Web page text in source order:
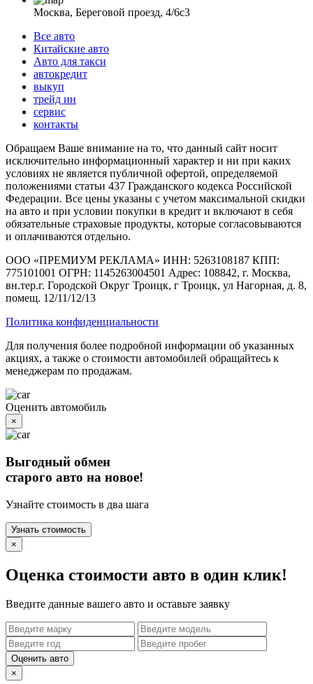
Москва, Береговой проезд, 4/6с3
Все авто
Китайские авто
Авто для такси
автокредит
выкуп
трейд ин
сервис
контакты
Обращаем Ваше внимание на то, что данный сайт носит
исключительно информационный характер и ни при каких
условиях не является публичной офертой, определяемой
положениями статьи 437 Гражданского кодекса Российской
Федерации. Все цены указаны с учетом максимальной скидки
на авто и при условии покупки в кредит и включают в себя
обязательные страховые продукты, которые согласовываются
и оплачиваются отдельно.
ООО «ПРЕМИУМ РЕКЛАМА» ИНН: 5263108187 КПП:
775101001 ОГРН: 1145263004501 Адрес: 108842, г. Москва,
вн.тер.г. Городской Округ Троицк, г Троицк, ул Нагорная, д. 8,
помещ. 12/11/12/13
Политика конфиденциальности
Для получения более подробной информации об указанных
акциях, а также о стоимости автомобилей обращайтесь к
менеджерам по продажам.
Оценить автомобиль
×
Выгодный обмен
старого авто на новое!
Узнайте стоимость в два шага
Узнать стоимость
×
Оценка стоимости авто в один клик!
Введите данные вашего авто и оставьте заявку
Оценить авто
×